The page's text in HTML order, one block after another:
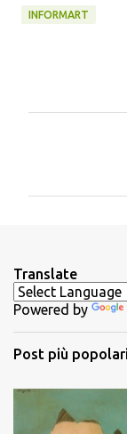
INFORMART
t
i
Translate
Powered by
Post più popolari